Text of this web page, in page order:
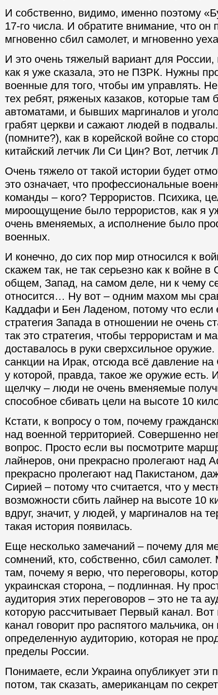
И собственно, видимо, именно поэтому
17-го числа. И обратите внимание, что он
мгновенно сбил самолет, и мгновенно
И это очень тяжелый вариант для России,
как я уже сказала, это не ПЗРК. Нужны
военные для того, чтобы им управлять.
тех ребят, ряженых казаков, которые там
автоматами, и бывших маргиналов и
грабят церкви и сажают людей в
(помните?), как в корейской войне со
китайский летчик Ли Си Цин? Вот, летчик
Очень тяжело от такой истории будет
это означает, что профессиональные
команды – кого? Террористов. Психика,
мироощущение было террористов, как я
очень вменяемых, а исполнение было
военных.
И конечно, до сих пор мир относился к
скажем так, не так серьезно как к войне в
общем, Запад, на самом деле, ни к чему
относится… Ну вот – одним махом мы
Каддафи и Бен Ладеном, потому что если
стратегия Запада в отношении не очень
так это стратегия, чтобы террористам и
доставалось в руки сверхсильное
санкции на Ирак, отсюда всё давление
у которой, правда, такое же оружие есть.
щелчку – люди не очень вменяемые
способное сбивать цели на высоте 10
Кстати, к вопросу о том, почему
над военной территорией. Совершенно
вопрос. Просто если вы посмотрите
лайнеров, они прекрасно пролегают над
прекрасно пролегают над Пакистаном,
Сирией – потому что считается, что у
возможности сбить лайнер на высоте 10
вдруг, значит, у людей, у маргиналов на
такая история появилась.
Еще несколько замечаний – почему для
сомнений, кто, собственно, сбил
там, почему я верю, что переговоры,
украинская сторона, – подлинная. Ну
аудитория этих переговоров – это не та
которую рассчитывает Первый канал.
канал говорит про распятого мальчика,
определенную аудиторию, которая не
пределы России.
Понимаете, если Украина опубликует эти
потом, так сказать, американцам по